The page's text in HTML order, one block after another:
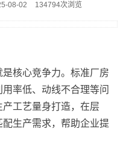
08-02 134794次浏览
核心竞争力。标准厂房
率低、动线不合理等问
工艺量身打造，在层
生产需求，帮助企业提